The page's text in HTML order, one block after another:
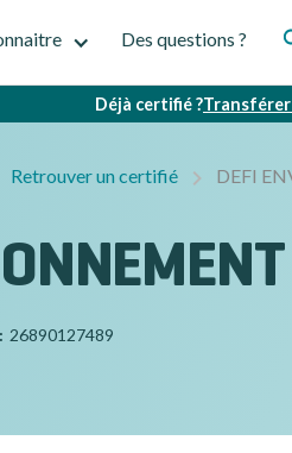
Des questions ?
Déjà certifié ?
Retrouver un certifié DEFI
26890127489